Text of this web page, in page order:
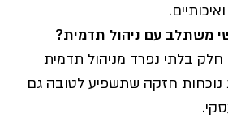
משתלב עם ניהול תדמית?
חלק בלתי נפרד מניהול תדמית
נוכחות חזקה שתשפיע לטובה גם